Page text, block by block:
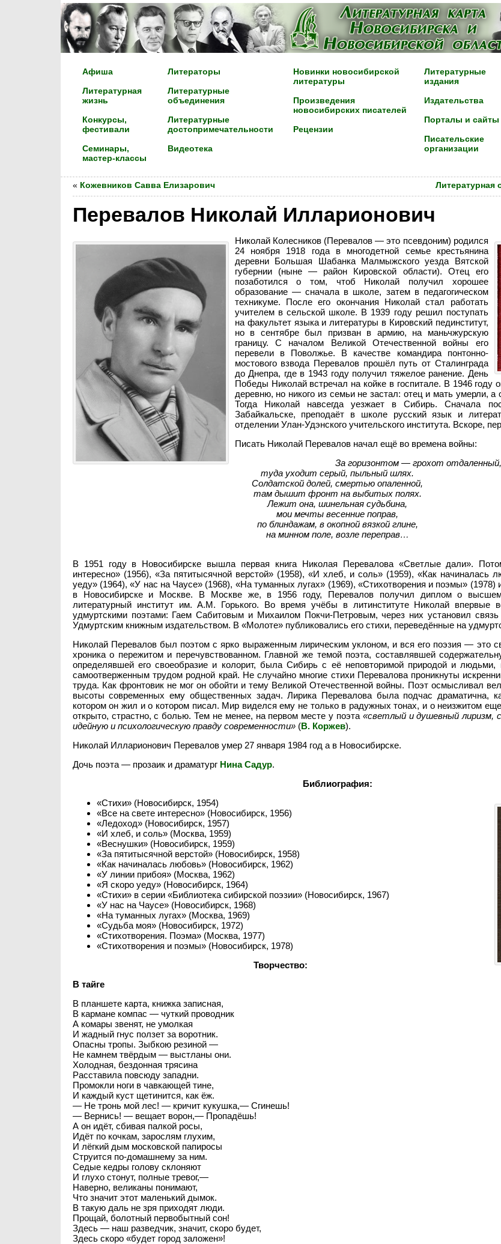
Афиша
Литературная
жизнь
Конкурсы,
фестивали
Семинары,
мастер-классы
Литераторы
Литературные
объединения
Литературные
достопримечательности
Видеотека
Новинки новосибирской
литературы
Произведения
новосибирских писателей
Рецензии
Литературные
издания
Издательства
Порталы и сайты
Писательские
организации
« Кожевников Савва Елизарович Литературная
Перевалов Николай Илларионович
Николай Колесников (Перевалов — это псевдоним) родился
24 ноября 1918 года в многодетной семье крестьянина
деревни Большая Шабанка Малмыжского уезда Вятской
губернии (ныне — район Кировской области). Отец его
позаботился о том, чтоб Николай получил хорошее
образование — сначала в школе, затем в педагогическом
техникуме. После его окончания Николай стал работать
учителем в сельской школе. В 1939 году решил поступать
на факультет языка и литературы в Кировский пединститут,
но в сентябре был призван в армию, на маньчжурскую
границу. С началом Великой Отечественной войны его
перевели в Поволжье. В качестве командира понтонно-
мостового взвода Перевалов прошёл путь от Сталинграда
до Днепра, где в 1943 году получил тяжелое ранение. День
Победы Николай встречал на койке в госпитале. В 1946 году
деревню, но никого из семьи не застал: отец и мать умерли, а
Тогда Николай навсегда уезжает в Сибирь. Сначала
Забайкальске, преподаёт в школе русский язык и
отделении Улан-Удэнского учительского института. Вскоре,
Писать Николай Перевалов начал ещё во времена войны:
За горизонтом — грохот отдаленный,
туда уходит серый, пыльный шлях.
Солдатской долей, смертью опаленной,
там дышит фронт на выбитых полях.
Лежит она, шинельная судьбина,
мои мечты весенние поправ,
по блиндажам, в окопной вязкой глине,
на минном поле, возле переправ…
В 1951 году в Новосибирске вышла первая книга Николая Перевалова «Светлые дали».
интересно» (1956), «За пятитысячной верстой» (1958), «И хлеб, и соль» (1959), «Как начиналась
уеду» (1964), «У нас на Чаусе» (1968), «На туманных лугах» (1969), «Стихотворения и поэмы» (1978)
в Новосибирске и Москве. В Москве же, в 1956 году, Перевалов получил диплом о высшем
литературный институт им. А.М. Горького. Во время учёбы в литинституте Николай впервые
удмуртскими поэтами: Гаем Сабитовым и Михаилом Покчи-Петровым, через них установил
Удмуртским книжным издательством. В «Молоте» публиковались его стихи, переведённые на
Николай Перевалов был поэтом с ярко выраженным лирическим уклоном, и вся его поэзия — это
хроника о пережитом и перечувствованном. Главной же темой поэта, составлявшей
определявшей его своеобразие и колорит, была Сибирь с её неповторимой природой и
самоотверженным трудом родной край. Не случайно многие стихи Перевалова проникнуты
труда. Как фронтовик не мог он обойти и тему Великой Отечественной войны. Поэт осмысливал
высоты современных ему общественных задач. Лирика Перевалова была подчас драматична,
котором он жил и о котором писал. Мир виделся ему не только в радужных тонах, и о неизжитом
открыто, страстно, с болью. Тем не менее, на первом месте у поэта «светлый и душевный лиризм,
идейную и психологическую правду современности»(В. Коржев).
Николай Илларионович Перевалов умер 27 января 1984 год а в Новосибирске.
Дочь поэта — прозаик и драматург Нина Садур.
Библиография:
«Стихи» (Новосибирск, 1954)
«Все на свете интересно» (Новосибирск, 1956)
«Ледоход» (Новосибирск, 1957)
«И хлеб, и соль» (Москва, 1959)
«Веснушки» (Новосибирск, 1959)
«За пятитысячной верстой» (Новосибирск, 1958)
«Как начиналась любовь» (Новосибирск, 1962)
«У линии прибоя» (Москва, 1962)
«Я скоро уеду» (Новосибирск, 1964)
«Стихи» в серии «Библиотека сибирской поэзии» (Новосибирск, 1967)
«У нас на Чаусе» (Новосибирск, 1968)
«На туманных лугах» (Москва, 1969)
«Судьба моя» (Новосибирск, 1972)
«Стихотворения. Поэма» (Москва, 1977)
«Стихотворения и поэмы» (Новосибирск, 1978)
Творчество:
В тайге
В планшете карта, книжка записная,
В кармане компас — чуткий проводник
А комары звенят, не умолкая
И жадный гнус ползет за воротник.
Опасны тропы. Зыбкою резиной —
Не камнем твёрдым — выстланы они.
Холодная, бездонная трясина
Расставила повсюду западни.
Промокли ноги в чавкающей тине,
И каждый куст щетинится, как ёж.
— Не тронь мой лес! — кричит кукушка,— Сгинешь!
— Вернись! — вещает ворон,— Пропадёшь!
А он идёт, сбивая палкой росы,
Идёт по кочкам, зарослям глухим,
И лёгкий дым московской папиросы
Струится по-домашнему за ним.
Седые кедры голову склоняют
И глухо стонут, полные тревог,—
Наверно, великаны понимают,
Что значит этот маленький дымок.
В такую даль не зря приходят люди.
Прощай, болотный первобытный сон!
Здесь — наш разведчик, значит, скоро будет,
Здесь скоро «будет город заложен»!